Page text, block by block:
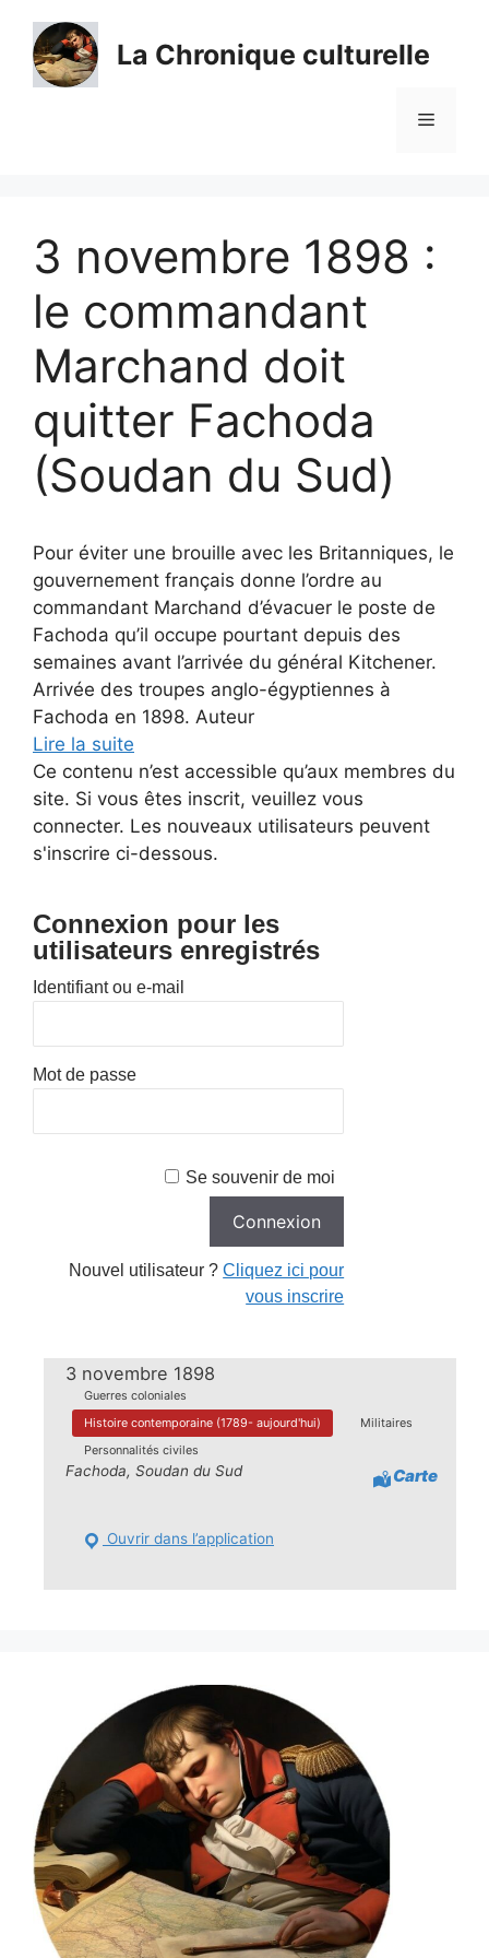
contenu
La Chronique culturelle
Menu
3 novembre 1898 :
le commandant
Marchand doit
quitter Fachoda
(Soudan du Sud)
Pour éviter une brouille avec les Britanniques, le
gouvernement français donne l’ordre au
commandant Marchand d’évacuer le poste de
Fachoda qu’il occupe pourtant depuis des
semaines avant l’arrivée du général Kitchener.
Arrivée des troupes anglo-égyptiennes à
Fachoda en 1898. Auteur
Lire la suite
Ce contenu n’est accessible qu’aux membres du
site. Si vous êtes inscrit, veuillez vous
connecter. Les nouveaux utilisateurs peuvent
s'inscrire ci-dessous.
Connexion pour les
utilisateurs enregistrés
Identifiant ou e-mail
Mot de passe
Se souvenir de moi
Nouvel utilisateur ?Cliquez ici pour
vous inscrire
3 novembre 1898
Guerres coloniales
Histoire contemporaine (1789- aujourd'hui)
Militaires
Personnalités civiles
Fachoda, Soudan du Sud Carte
Ouvrir dans l’application